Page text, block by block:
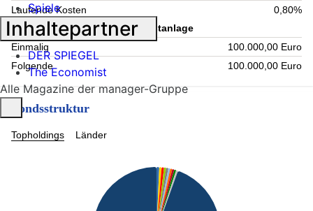
Laufende Kosten
0,80%
Information zum Kauf - Mindestanlage
Einmalig
100.000,00 Euro
Folgende
100.000,00 Euro
Fondsstruktur
Topholdings Länder
Spiele
Inhaltepartner
DER SPIEGEL
The Economist
Alle Magazine der manager-Gruppe